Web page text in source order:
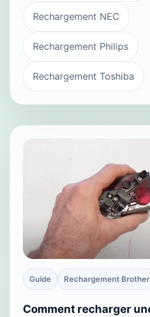
Rechargement NEC
Rechargement Philips
Rechargement Toshiba
Guide Rechargement Brother
Comment recharger